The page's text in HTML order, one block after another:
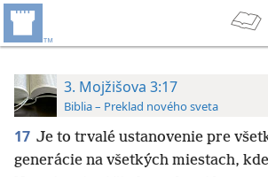
3. Mojžišova 3:17
Biblia – Preklad nového sveta
17 Je to trvalé ustanovenie pre
generácie na všetkých miestach,